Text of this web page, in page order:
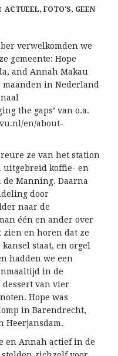
ACTUEEL, FOTO'S, GEEN
verwelkomden we
gemeente: Hope
and Annah Makau
in Nederland
the gaps’ van o.a.
en/about-
ze van het station
uitgebreid koffie- en
Manning. Daarna
door
naar de
één en ander over
en horen dat ze
staat, en orgel
hadden we een
in de
dessert van vier
Hope was
in Barendrecht,
Heerjansdam.
en Annah actief in de